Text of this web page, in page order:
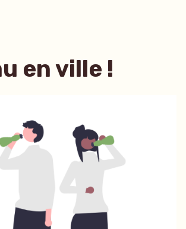
en ville !